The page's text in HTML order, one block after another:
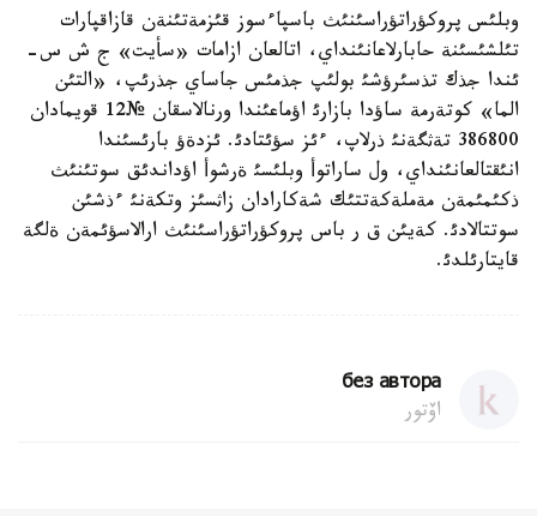
وبلئس پروكؤراتؤراسئنئث باسپاءسوز قئزمةتئنةن قازاقپارات
تئلشئسئنة حابارلاعانئنداي، اتالعان ازامات «سأيت» ج ش س-
ئندا جذك تذسئرؤشئ بولئپ جذمئس جاساي جذرئپ، «التئن
الما» كوتةرمة ساؤدا بازارئ اؤماعئندا ورنالاسقان №12 قويمادان
386800 تةثگةنئ ذرلاپ، ءئز سؤئتادئ. ئزدةؤ بارئسئندا
انئقتالعانئنداي، ول ساراتوأ وبلئسئ ةرشوأ اؤداندئق سوتئنئث
ذكئمئمةن مةملةكةتتئك شةكارادان زاثسئز وتكةنئ ءذشئن
سوتتالادئ. كةيئن ق ر باس پروكؤراتؤراسئنئث ارالاسؤئمةن ةلگة
قايتارئلدئ.
без автора
اۆتور